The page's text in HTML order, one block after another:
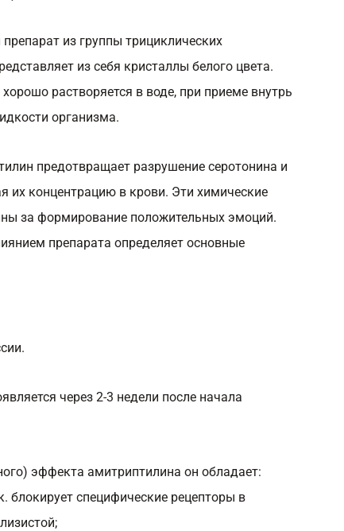
из группы трициклических
из себя кристаллы белого цвета.
растворяется в воде, при приеме внутрь
организма.
предотвращает разрушение серотонина и
концентрацию в крови. Эти химические
за формирование положительных эмоций.
препарата определяет основные
через 2-3 недели после начала
эффекта амитриптилина он обладает:
блокирует специфические рецепторы в